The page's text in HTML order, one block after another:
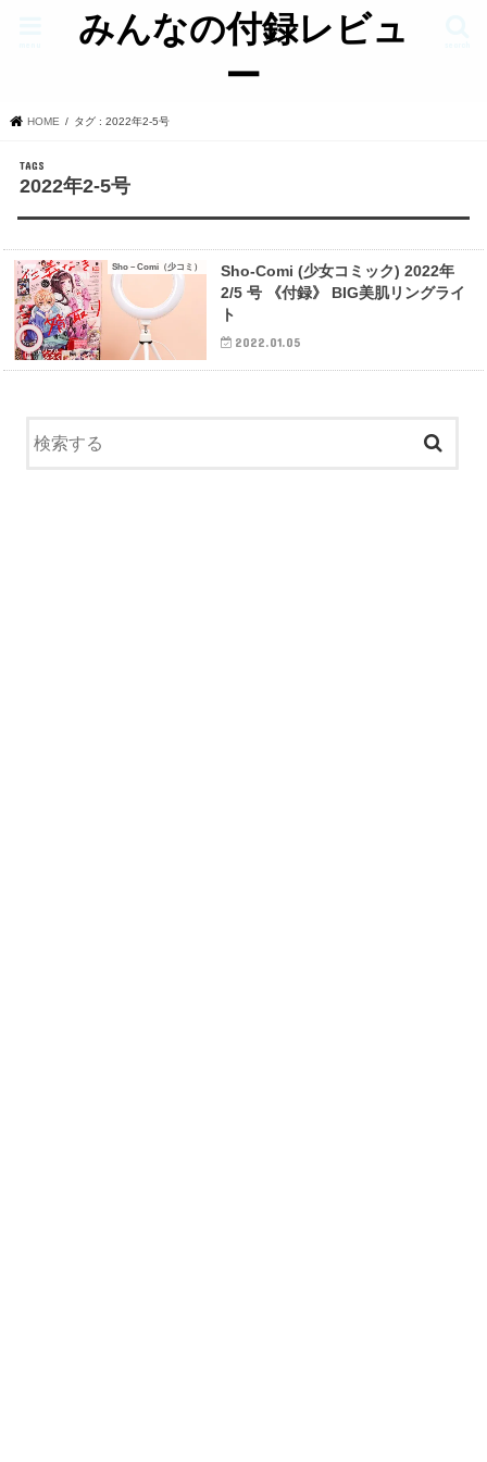
みんなの付録レビュ
ー
HOME タグ : 2022年2-5号
2022年2-5号
Sho－Comi（少コミ）
Sho-Comi (少女コミック) 2022年
2/5 号 《付録》 BIG美肌リングライ
ト
2022.01.05